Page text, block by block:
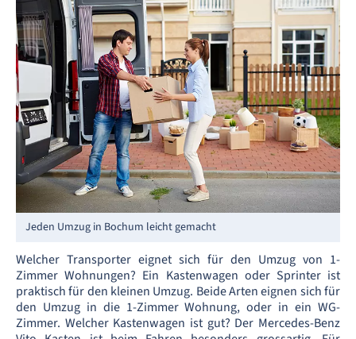
Jeden Umzug in Bochum leicht gemacht
Welcher Transporter eignet sich für den Umzug von 1-
Zimmer Wohnungen? Ein Kastenwagen oder Sprinter ist
praktisch für den kleinen Umzug. Beide Arten eignen sich für
den Umzug in die 1-Zimmer Wohnung, oder in ein WG-
Zimmer. Welcher Kastenwagen ist gut? Der Mercedes-Benz